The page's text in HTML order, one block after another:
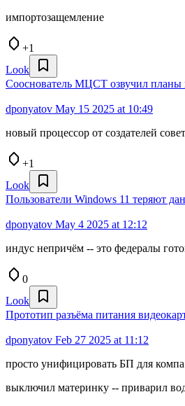
импортозащемление
+1
Look
Сооснователь МЦСТ озвучил планы
dponyatov May 15 2025 at 10:49
новый процессор от создателей
+1
Look
Пользователи Windows 11 теряют
dponyatov May 4 2025 at 12:12
индус непричём -- это федералы
0
Look
Прототип разъёма питания
dponyatov Feb 27 2025 at 11:12
просто унифицировать БП для
выключил материнку -- приварил